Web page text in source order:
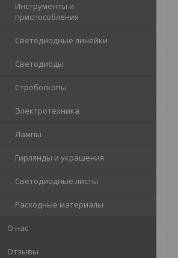
Инструменты и
приспособления
Светодиодные линейки
Светодиоды
Стробоскопы
Электротехника
Лампы
Гирлянды и украшения
Светодиодные листы
Расходные материалы
О нас
Отзывы